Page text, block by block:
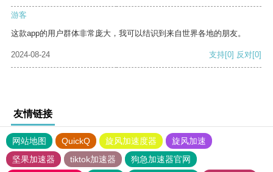
游客
这款app的用户群体非常庞大，我可以结识到来自世界各地的朋友。
2024-08-24 支持[0] 反对[0]
友情链接
网站地图 QuickQ 旋风加速度器
旋风加速
坚果加速器
tiktok加速器
狗急加速器官网